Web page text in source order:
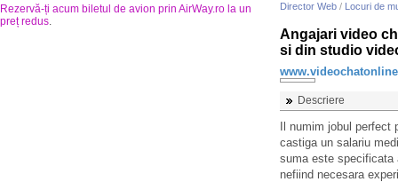
Rezervă-ți acum biletul de avion prin AirWay.ro la un
preț redus.
Director Web / Locuri de
Angajari video
si din studio
Descriere
Il numim jobul
castiga un salariu
suma este specificata
nefiind necesara